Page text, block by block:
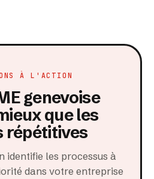
À L'ACTION
genevoise
que les
répétitives
identifie les processus à
dans votre entreprise